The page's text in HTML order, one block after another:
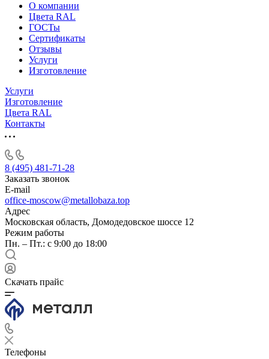
О компании
Цвета RAL
ГОСТы
Сертификаты
Отзывы
Услуги
Изготовление
Услуги
Изготовление
Цвета RAL
Контакты
8 (495) 481-71-28
Заказать звонок
E-mail
office-moscow@metallobaza.top
Адрес
Московская область, Домодедовское шоссе 12
Режим работы
Пн. – Пт.: с 9:00 до 18:00
Скачать прайс
Телефоны